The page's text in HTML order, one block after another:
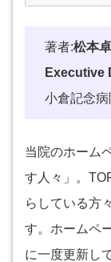
著者:松本
Executive
小倉記念
当院のホーム
す人々」。
らしている方
す。ホームペ
に一度更新し